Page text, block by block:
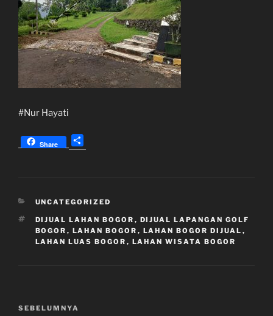
#Nur Hayati
Share
h
KATEGORI
UNCATEGORIZED
TAG
DIJUAL LAHAN BOGOR , DIJUAL LAPANGAN GOLF
BOGOR , LAHAN BOGOR , LAHAN BOGOR DIJUAL ,
LAHAN LUAS BOGOR , LAHAN WISATA BOGOR
Navigasi
Pos
SEBELUMNYA